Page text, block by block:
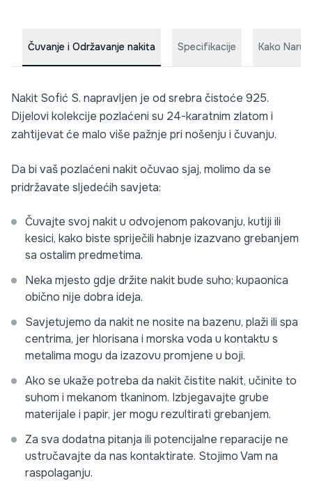
Čuvanje i Održavanje nakita Specifikacije Kako
Nakit Sofić S. napravljen je od srebra čistoće 925.
Dijelovi kolekcije pozlaćeni su 24-karatnim zlatom i
zahtijevat će malo više pažnje pri nošenju i čuvanju.
Da bi vaš pozlaćeni nakit očuvao sjaj, molimo da se
pridržavate sljedećih savjeta:
Čuvajte svoj nakit u odvojenom pakovanju, kutiji ili
kesici, kako biste spriječili habnje izazvano grebanjem
sa ostalim predmetima.
Neka mjesto gdje držite nakit bude suho; kupaonica
obično nije dobra ideja.
Savjetujemo da nakit ne nosite na bazenu, plaži ili spa
centrima, jer hlorisana i morska voda u kontaktu s
metalima mogu da izazovu promjene u boji.
Ako se ukaže potreba da nakit čistite nakit, učinite to
suhom i mekanom tkaninom. Izbjegavajte grube
materijale i papir, jer mogu rezultirati grebanjem.
Za sva dodatna pitanja ili potencijalne reparacije ne
ustručavajte da nas kontaktirate. Stojimo Vam na
raspolaganju.